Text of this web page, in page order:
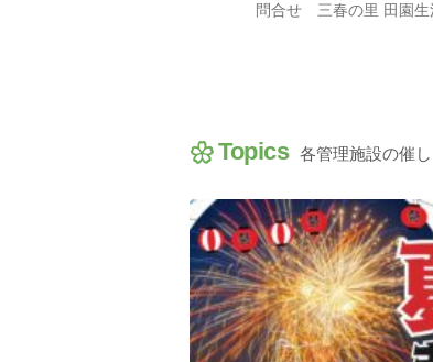
問合せ 三春の里 田園
Topics 各管理施設の催し